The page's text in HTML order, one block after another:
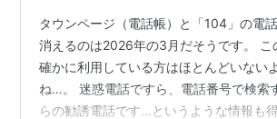
タウンページ（電話帳）と「104」の電
消えるのは2026年の3月だそうです。 こ
確かに利用している方はほとんどいない
ね…。 迷惑電話ですら、電話番号で検索
らの勧誘電話です…というような情報も